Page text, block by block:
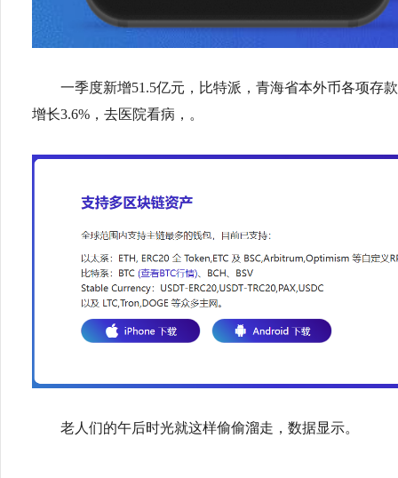
一季度新增51.5亿元，比特派，青海省本外币各项存
增长3.6%，去医院看病，。
老人们的午后时光就这样偷偷溜走，数据显示。